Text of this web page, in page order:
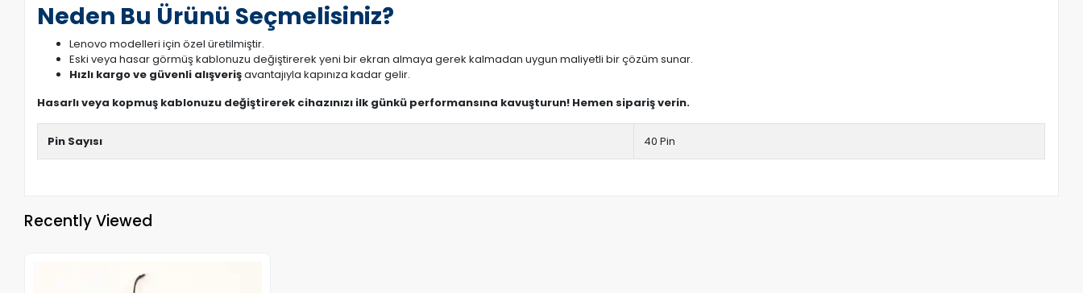
Neden Bu Ürünü Seçmelisiniz?
Lenovo modelleri için özel üretilmiştir.
Eski veya hasar görmüş kablonuzu değiştirerek yeni bir ekran almaya gerek kalmadan uygun maliyetli bir çözüm sunar.
Hızlı kargo ve güvenli alışverişavantajıyla kapınıza kadar gelir.
Hasarlı veya kopmuş kablonuzu değiştirerek cihazınızı ilk günkü performansına kavuşturun! Hemen sipariş verin.
Pin Sayısı 40 Pin
Recently Viewed